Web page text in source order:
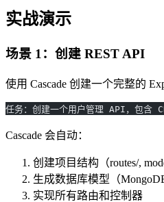
实战演示
场景 1：创建 REST API
使用 Cascade 创建一个完整的
任务：创建一个用户管理 API，包含
Cascade 会自动：
创建项目结构（routes/,
生成数据库模型（MongoDB
实现所有路由和控制器